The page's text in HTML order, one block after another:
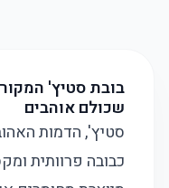
בובת סטיץ'
שכולם אוהבים
סטיץ', הדמות